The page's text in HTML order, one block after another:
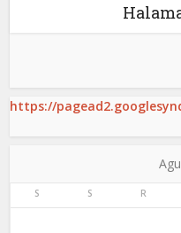
https://
S S R